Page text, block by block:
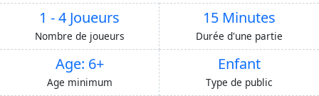
1 - 4 Joueurs
Nombre de joueurs
15 Minutes
Durée d'une partie
Age: 6+
Age minimum
Enfant
Type de public